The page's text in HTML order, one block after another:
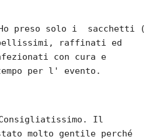
preso solo i  sacchetti (
raffinati ed
con cura e
per l' evento.
Il
molto gentile perché